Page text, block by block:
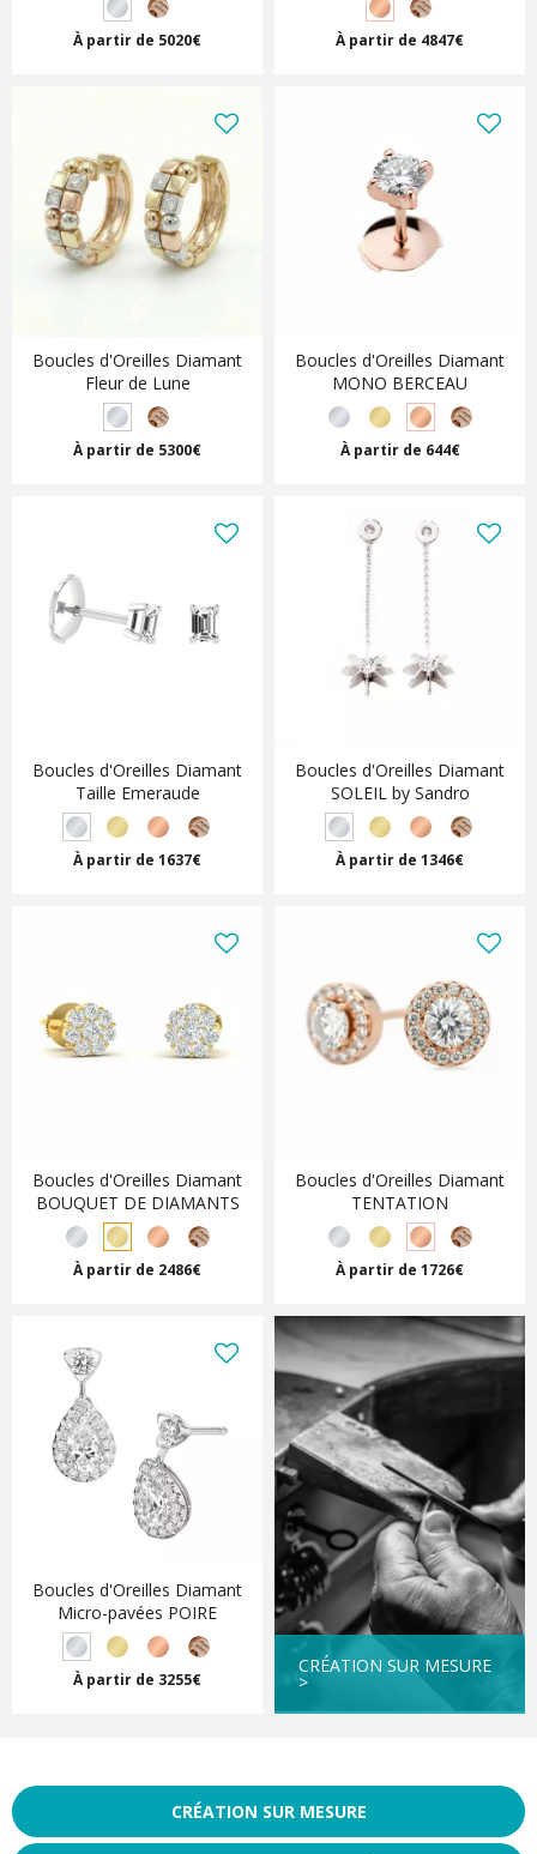
À partir de 5020€ À partir de 4847€
Boucles d'Oreilles Diamant
Fleur de Lune
À partir de 5300€
Boucles d'Oreilles Diamant
MONO BERCEAU
À partir de 644€
Boucles d'Oreilles Diamant
Taille Emeraude
À partir de 1637€
Boucles d'Oreilles Diamant
SOLEIL by Sandro
À partir de 1346€
Boucles d'Oreilles Diamant
BOUQUET DE DIAMANTS
À partir de 2486€
Boucles d'Oreilles Diamant
TENTATION
À partir de 1726€
Boucles d'Oreilles Diamant
Micro-pavées POIRE
À partir de 3255€
CRÉATION SUR MESURE
>
CRÉATION SUR MESURE